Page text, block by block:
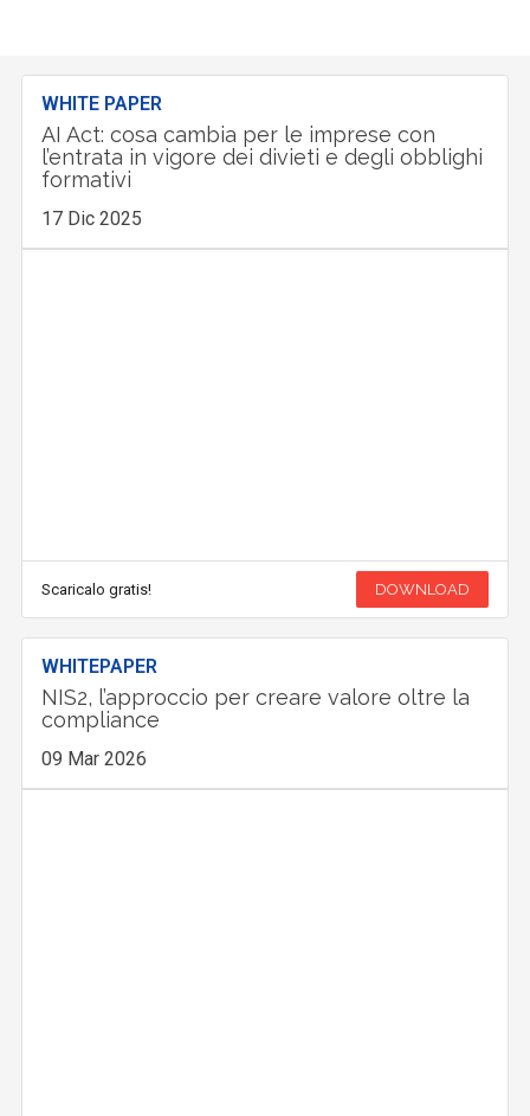
WHITE PAPER
AI Act: cosa cambia per le imprese con
l’entrata in vigore dei divieti e degli obblighi
formativi
17 Dic 2025
Scaricalo gratis! DOWNLOAD
WHITEPAPER
NIS2, l’approccio per creare valore oltre la
compliance
09 Mar 2026